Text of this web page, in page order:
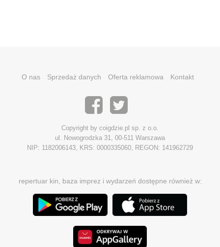
O nas Sprzedaż danych Oferta reklamowa Kontakt
Copyright by coigdzie.pl sp. z o.o.
ul. Nowogrodzka 31, 00-511 Warszawa
NIP: 1182006143, KRS: 0000335060, REGON: 141962729
repertuar kin, baza imprez i wydarzeń dostępne również w: